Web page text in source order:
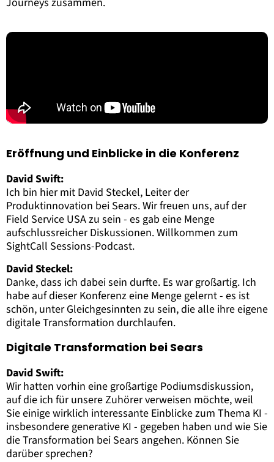
Eröffnung und Einblicke in die Konferenz
David Swift:
Ich bin hier mit David Steckel, Leiter der
Produktinnovation bei Sears. Wir freuen uns, auf der
Field Service USA zu sein - es gab eine Menge
aufschlussreicher Diskussionen. Willkommen zum
SightCall Sessions-Podcast.
David Steckel:
Danke, dass ich dabei sein durfte. Es war großartig. Ich
habe auf dieser Konferenz eine Menge gelernt - es ist
schön, unter Gleichgesinnten zu sein, die alle ihre eigene
digitale Transformation durchlaufen.
Digitale Transformation bei Sears
David Swift:
Wir hatten vorhin eine großartige Podiumsdiskussion,
auf die ich für unsere Zuhörer verweisen möchte, weil
Sie einige wirklich interessante Einblicke zum Thema KI -
insbesondere generative KI - gegeben haben und wie Sie
die Transformation bei Sears angehen. Können Sie
darüber sprechen?